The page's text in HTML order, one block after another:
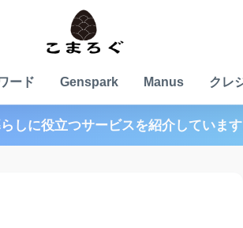
ード Genspark Manus クレ
に役立つサービスを紹介していま